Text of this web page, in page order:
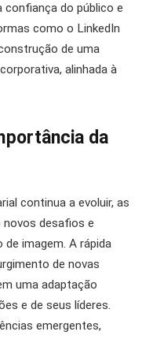
confiança do público e
como o LinkedIn
de uma
alinhada à
da
continua a evoluir, as
desafios e
imagem. A rápida
de novas
uma adaptação
e de seus líderes.
emergentes,